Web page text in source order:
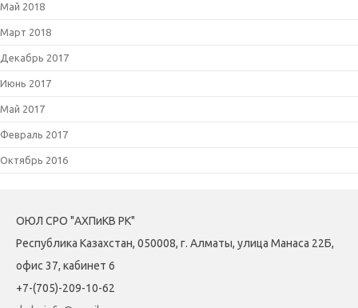
Май 2018
Март 2018
Декабрь 2017
Июнь 2017
Май 2017
Февраль 2017
Октябрь 2016
ОЮЛ СРО "АХПиКВ РК"
Республика Казахстан, 050008, г. Алматы, улица Манаса 22Б,
офис 37, кабинет 6
+7-(705)-209-10-62